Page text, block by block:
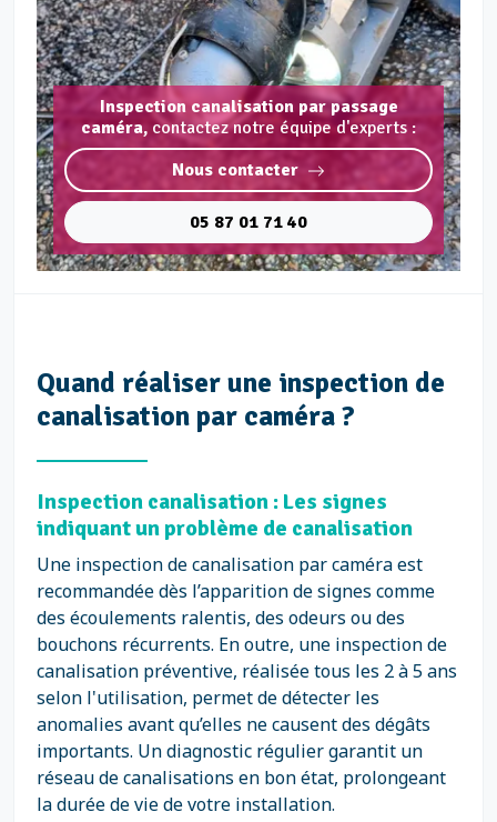
Inspection canalisation par passage
caméra, contactez notre équipe d'experts :
Nous contacter
05 87 01 71 40
Quand réaliser une inspection de
canalisation par caméra ?
Inspection canalisation : Les signes
indiquant un problème de canalisation
Une inspection de canalisation par caméra est
recommandée dès l’apparition de signes comme
des écoulements ralentis, des odeurs ou des
bouchons récurrents. En outre, une inspection de
canalisation préventive, réalisée tous les 2 à 5 ans
selon l'utilisation, permet de détecter les
anomalies avant qu’elles ne causent des dégâts
importants. Un diagnostic régulier garantit un
réseau de canalisations en bon état, prolongeant
la durée de vie de votre installation.